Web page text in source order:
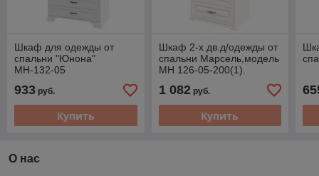
Шкаф для одежды от
спальни "Юнона"
МН-132-05
Неман
933 руб.
Купить
Шкаф 2-х дв.д/одежды от
спальни Марсель,модель
МН 126-05-200(1).
1 082руб.
Купить
О нас